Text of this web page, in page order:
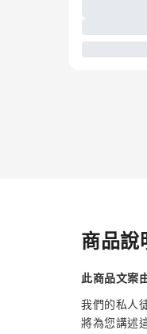
商品說
此商品文案
我們的私人
將為您講述